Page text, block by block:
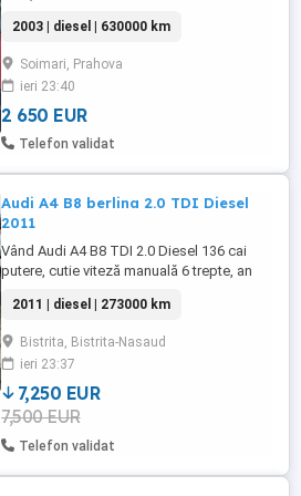
întreținută cu grijă și gata de drum. Dotări
și modificări: Motor 1.9 TDI AVF Tracțiune
Quattro Interior piele Sistem audio
Harman Navigație originală Audi Pilot
automat ...
2003 | diesel | 630000 km
Soimari, Prahova
ieri 23:40
2 650 EUR
Telefon validat
Audi A4 B8 berlina 2.0 TDI Diesel
2011
Vând Audi A4 B8 TDI 2.0 Diesel 136 cai
putere, cutie viteză manuală 6 trepte, an
Dotări navigație actualizată, climatronic,
scaune încălzite față, senzori parcare
fata-spate, oglinzi electrice încălzite,
sistem sonorizare cu subwoofer, suport
DVD plus 2 slot-uri ...
2011 | diesel | 273000 km
Bistrita, Bistrita-Nasaud
ieri 23:37
7,250 EUR
7,500 EUR
Telefon validat